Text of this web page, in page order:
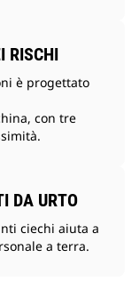
RISCHI
è progettato
con tre
DA URTO
ciechi aiuta a
a terra.